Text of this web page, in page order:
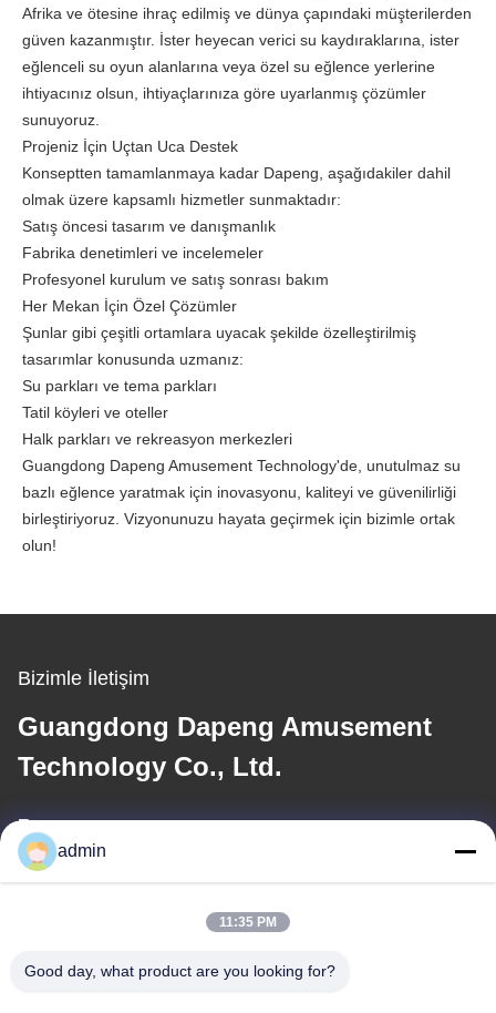
Afrika ve ötesine ihraç edilmiş ve dünya çapındaki müşterilerden
güven kazanmıştır. İster heyecan verici su kaydıraklarına, ister
eğlenceli su oyun alanlarına veya özel su eğlence yerlerine
ihtiyacınız olsun, ihtiyaçlarınıza göre uyarlanmış çözümler
sunuyoruz.
Projeniz İçin Uçtan Uca Destek
Konseptten tamamlanmaya kadar Dapeng, aşağıdakiler dahil
olmak üzere kapsamlı hizmetler sunmaktadır:
Satış öncesi tasarım ve danışmanlık
Fabrika denetimleri ve incelemeler
Profesyonel kurulum ve satış sonrası bakım
Her Mekan İçin Özel Çözümler
Şunlar gibi çeşitli ortamlara uyacak şekilde özelleştirilmiş
tasarımlar konusunda uzmanız:
Su parkları ve tema parkları
Tatil köyleri ve oteller
Halk parkları ve rekreasyon merkezleri
Guangdong Dapeng Amusement Technology'de, unutulmaz su
bazlı eğlence yaratmak için inovasyonu, kaliteyi ve güvenilirliği
birleştiriyoruz. Vizyonunuzu hayata geçirmek için bizimle ortak
olun!
Bizimle İletişim
Guangdong Dapeng Amusement
Technology Co., Ltd.
E-posta
admin
11:35 PM
Good day, what product are you looking for?